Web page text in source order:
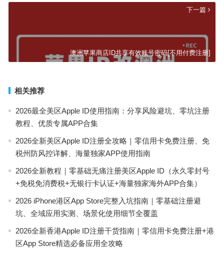
下一篇
澳洲苹果商店ID共享有效账号密码[不用付费注册]
相关推荐
2026最全美区Apple ID使用指南：分享风险避坑、零坑注册
教程、优质专属APP合集
2026全新美区Apple ID注册全攻略｜零信用卡免费注册、免
税州防风控详解、海量独家APP使用指南
2026全新教程｜零基础无痛注册美区Apple ID（永久零封号
+免税免消费税+无银行卡认证+海量独家海外APP合集）
2026 iPhone港区App Store完整入坑指南｜零基础注册避
坑、全域应用实测、场景化使用细节全覆盖
2026全新香港Apple ID注册干货指南｜零信用卡免费注册+港
区App Store精选必备应用全攻略